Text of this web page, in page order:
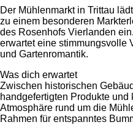
Der Mühlenmarkt in Trittau
zu einem besonderen
des Rosenhofs Vierlanden
erwartet eine stimmungsvolle
und Gartenromantik.
Was dich erwartet
Zwischen historischen
handgefertigten Produkte
Atmosphäre rund um die
Rahmen für entspanntes